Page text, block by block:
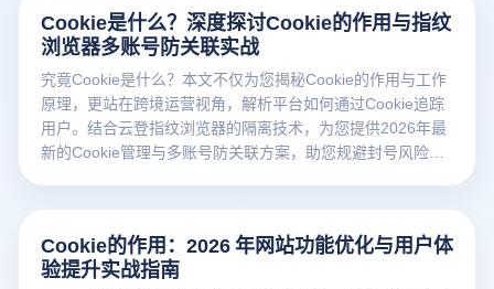
Cookie是什么？深度探讨Cookie的作用与指纹
浏览器多账号防关联实战
究竟Cookie是什么？本文不仅为您揭秘Cookie的作用与工作
原理，更站在跨境运营视角，解析平台如何通过Cookie追踪
用户。结合云登指纹浏览器的隔离技术，为您提供2026年最
新的Cookie管理与多账号防关联方案，助您规避封号风险，
Cookie的作用：2026 年网站功能优化与用户体
验提升实战指南